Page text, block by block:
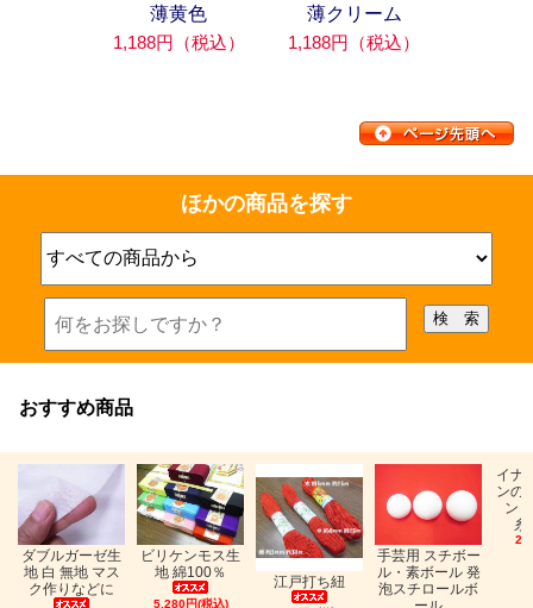
薄黄色
1,188円（税込）
薄クリーム
1,188円（税込）
ほかの商品を探す
おすすめ商品
ダブルガーゼ生
地 白 無地 マス
ク作りなどに
ビリケンモス生
地 綿100％
5,280円(税込)
江戸打ち紐
手芸用 スチボー
ル・素ボール 発
泡スチロールボ
イナ
ンの
ン
糸